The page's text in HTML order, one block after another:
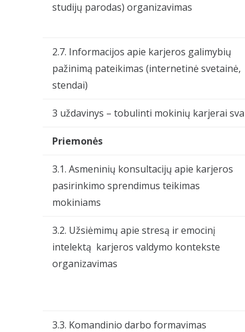
studijų parodas) organizavimas
2.7. Informacijos apie karjeros galimybių
pažinimą pateikimas (internetinė svetainė,
stendai)
3 uždavinys – tobulinti mokinių karjerai
Priemonės
3.1. Asmeninių konsultacijų apie karjeros
pasirinkimo sprendimus teikimas
mokiniams
3.2. Užsiėmimų apie stresą ir emocinį
intelektą karjeros valdymo kontekste
organizavimas
3.3. Komandinio darbo formavimas